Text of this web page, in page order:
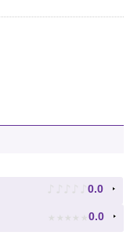
♪ ♪ ♪ ♪ ♪ 0.0
★ ★ ★ ★ ★ 0.0